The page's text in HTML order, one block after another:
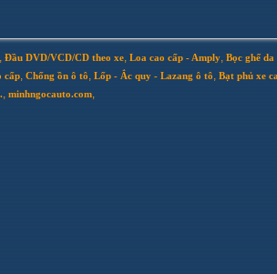
, Đầu DVD/VCD/CD theo xe, Loa cao cấp - Amply, Bọc ghế
cấp, Chống ồn ô tô, Lốp - Ắc quy - Lazang ô tô, Bạt phủ xe
, minhngocauto.com,